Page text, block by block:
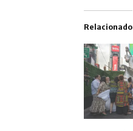
Relacionado